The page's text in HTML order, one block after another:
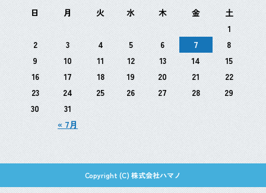
日
月 火 水 木 金 土
« 7月
1
2
3 4 5 6 7
8
9
10 11 12 13 14
15
16
17 18 19 20 21
22
23
24 25 26 27 28
29
30
31
Copyright (C) 株式会社ハマノ